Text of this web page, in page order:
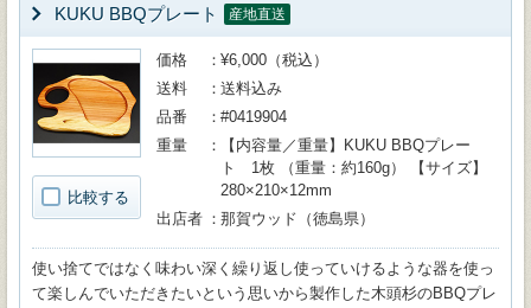
KUKU BBQプレート 産地直送
比較する
価格
¥6,000（税込）
送料
送料込み
品番
#0419904
重量
【内容量／重量】KUKU BBQプレー
ト 1枚 （重量：約160g） 【サイズ】
280×210×12mm
出店者
那賀ウッド（徳島県）
使い捨てではなく味わい深く繰り返し使っていけるような器を使っ
て楽しんでいただきたいという思いから製作した木頭杉のBBQプレ